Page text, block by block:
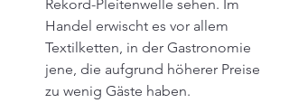
Rekord-Pleitenwelle sehen. Im
Handel erwischt es vor allem
Textilketten, in der Gastronomie
jene, die aufgrund höherer Preise
zu wenig Gäste haben.